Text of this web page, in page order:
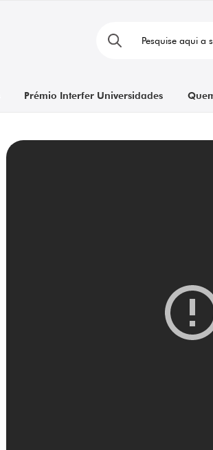
Prémio Interfer Universidades